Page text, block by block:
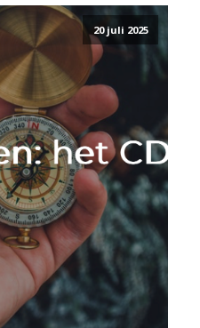
20 juli 2025